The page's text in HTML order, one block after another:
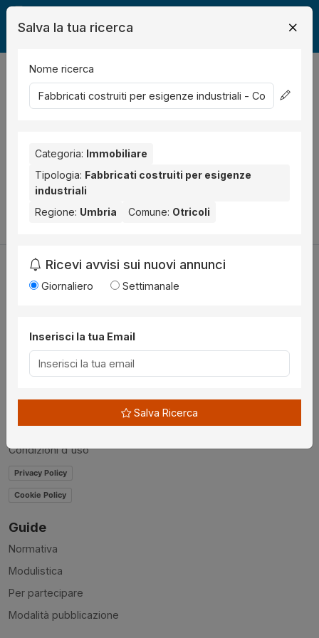
Legalmente Immobili
risultati Ordina per
risultato per la Provincia selezionata:
Prova a modificare i parametri di ricerca:
Cambia la ricerca
Chi siamo
Disclaimer
Accessibilità
Condizioni d'uso
Privacy Policy
Cookie Policy
Guide
Normativa
Modulistica
Per partecipare
Modalità pubblicazione
Salva la tua ricerca
Nome ricerca
Categoria: Immobiliare
Tipologia: Fabbricati costruiti per esigenze
industriali
Regione: Umbria Comune: Otricoli
Ricevi avvisi sui nuovi annunci
Giornaliero Settimanale
Inserisci la tua Email
Salva Ricerca